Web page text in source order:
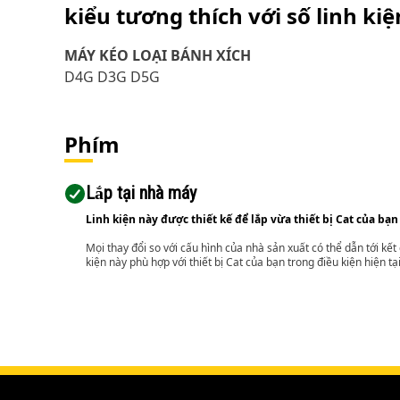
kiểu tương thích với số linh
MÁY KÉO LOẠI BÁNH XÍCH
D4G D3G D5G
Phím
Lắp tại nhà máy
Linh kiện này được thiết kế để lắp vừa thiết bị Cat của
Mọi thay đổi so với cấu hình của nhà sản xuất có thể dẫn tới
kiện này phù hợp với thiết bị Cat của bạn trong điều kiện hiện